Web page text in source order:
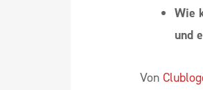
Wie
und
Von